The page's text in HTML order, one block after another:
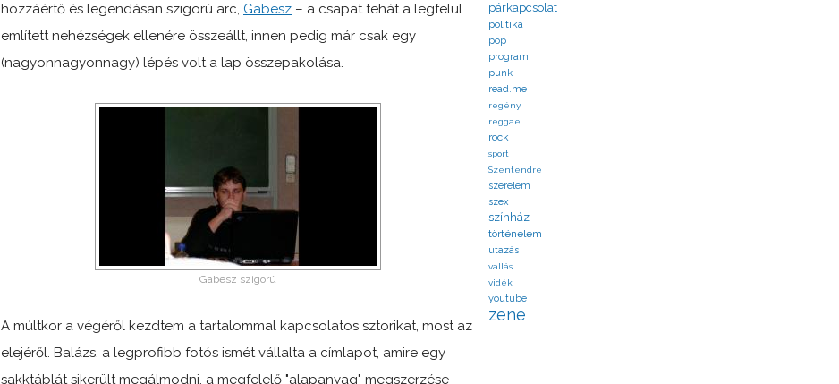
hozzáértő és legendásan szigorú arc, Gabesz – a csapat tehát a legfelül
említett nehézségek ellenére összeállt, innen pedig már csak egy
(nagyonnagyonnagy) lépés volt a lap összepakolása.
Gabesz szigorú
A múltkor a végéről kezdtem a tartalommal kapcsolatos sztorikat, most az
elejéről. Balázs, a legprofibb fotós ismét vállalta a címlapot, amire egy
sakktáblát sikerült megálmodni, a megfelelő "alapanyag" megszerzése
párkapcsolat
politika
pop
program
punk
read.me
regény
reggae
rock
sport
Szentendre
szerelem
szex
színház
történelem
utazás
vallás
vidék
youtube
zene